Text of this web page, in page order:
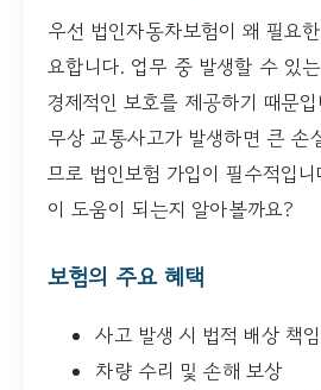
우선 법인자동차보험이 왜 필요
요합니다. 업무 중 발생할 수 있
경제적인 보호를 제공하기 때문
무상 교통사고가 발생하면 큰 손
므로 법인보험 가입이 필수적입
이 도움이 되는지 알아볼까요?
보험의 주요 혜택
사고 발생 시 법적 배상 책
차량 수리 및 손해 보상